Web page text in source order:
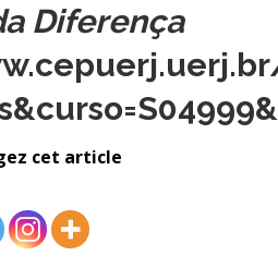
Diferença
cet article